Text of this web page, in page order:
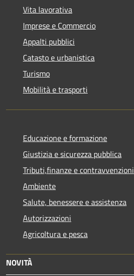
Vita lavorativa
Imprese e Commercio
Appalti pubblici
Catasto e urbanistica
Turismo
Mobilità e trasporti
Educazione e formazione
Giustizia e sicurezza pubblica
Tributi,finanze e contravvenzioni
Ambiente
Salute, benessere e assistenza
Autorizzazioni
Agricoltura e pesca
NOVITÀ